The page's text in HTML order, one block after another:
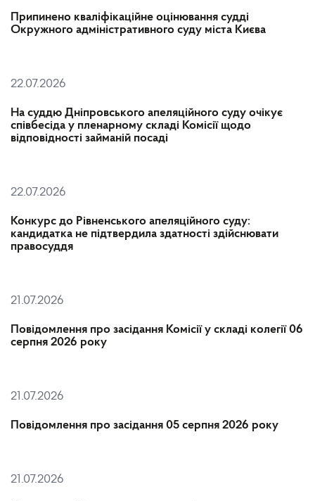
Припинено кваліфікаційне оцінювання судді
Окружного адміністративного суду міста Києва
22.07.2026
На суддю Дніпровського апеляційного суду очікує
співбесіда у пленарному складі Комісії щодо
відповідності займаній посаді
22.07.2026
Конкурс до Рівненського апеляційного суду:
кандидатка не підтвердила здатності здійснювати
правосуддя
21.07.2026
Повідомлення про засідання Комісії у складі колегії 06
серпня 2026 року
21.07.2026
Повідомлення про засідання 05 серпня 2026 року
21.07.2026